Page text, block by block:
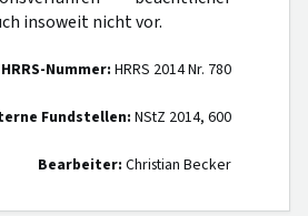
insoweit nicht vor.
HRRS-Nummer: HRRS 2014 Nr. 780
Fundstellen: NStZ 2014, 600
Bearbeiter: Christian Becker